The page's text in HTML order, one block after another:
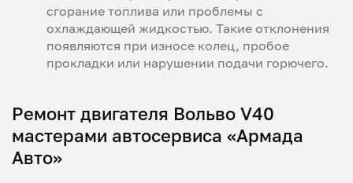
сгорание топлива или проблемы с
охлаждающей жидкостью. Такие отклонения
появляются при износе колец, пробое
прокладки или нарушении подачи горючего.
Ремонт двигателя Вольво V40
мастерами автосервиса «Армада
Авто»